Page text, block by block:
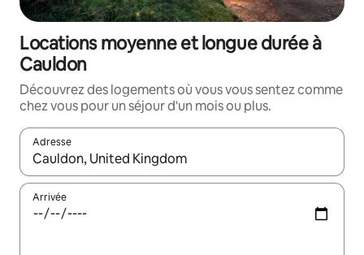
Locations moyenne et longue durée à
Cauldon
Découvrez des logements où vous vous sentez comme
chez vous pour un séjour d'un mois ou plus.
Adresse
Lorsque les résultats s'affichent, utilisez les flèches vers le
Arrivée